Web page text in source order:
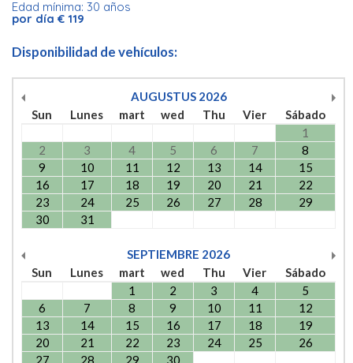
Edad mínima: 30 años
por día € 119
Disponibilidad de vehículos:
AUGUSTUS 2026
Sun
Lunes mart wed Thu Vier
Sábado
1
2
3 4 5 6 7
8
9
10 11 12 13 14
15
16
17 18 19 20 21
22
23
24 25 26 27 28
29
30
31
SEPTIEMBRE 2026
Sun
Lunes mart wed Thu Vier
Sábado
1
2 3 4
5
6
7 8 9 10 11
12
13
14 15 16 17 18
19
20
21 22 23 24 25
26
27
28 29 30